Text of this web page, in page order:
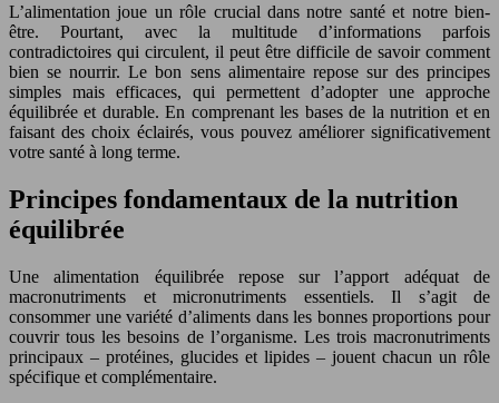
L’alimentation joue un rôle crucial dans notre santé et notre bien-
être. Pourtant, avec la multitude d’informations parfois
contradictoires qui circulent, il peut être difficile de savoir comment
bien se nourrir. Le bon sens alimentaire repose sur des principes
simples mais efficaces, qui permettent d’adopter une approche
équilibrée et durable. En comprenant les bases de la nutrition et en
faisant des choix éclairés, vous pouvez améliorer significativement
votre santé à long terme.
Principes fondamentaux de la nutrition
équilibrée
Une alimentation équilibrée repose sur l’apport adéquat de
macronutriments et micronutriments essentiels. Il s’agit de
consommer une variété d’aliments dans les bonnes proportions pour
couvrir tous les besoins de l’organisme. Les trois macronutriments
principaux – protéines, glucides et lipides – jouent chacun un rôle
spécifique et complémentaire.